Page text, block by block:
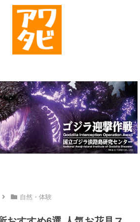
自然・体験